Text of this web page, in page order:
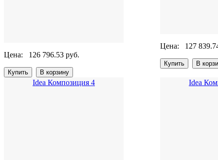
Цена: 126 796.53 руб.
Цена: 127
Idea Композиция 4 Idea